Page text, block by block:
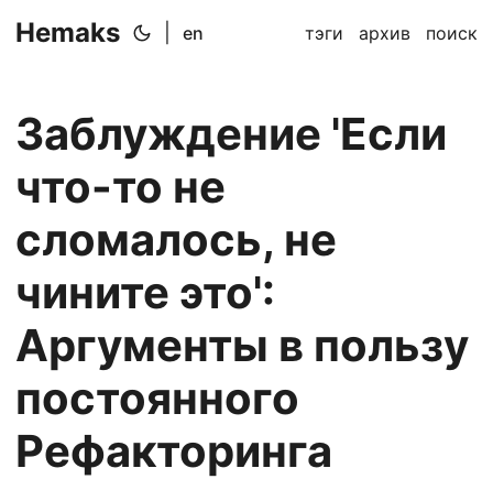
Hemaks en тэги архив поиск
Заблуждение 'Если
что-то не
сломалось, не
чините это':
Аргументы в пользу
постоянного
Рефакторинга